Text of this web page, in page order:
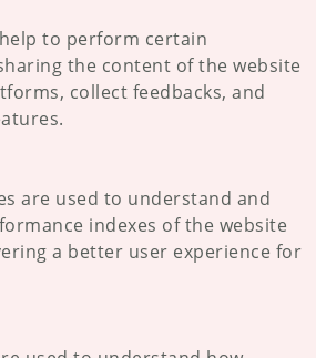
to perform certain
the content of the website
collect feedbacks, and
are used to understand and
indexes of the website
a better user experience for